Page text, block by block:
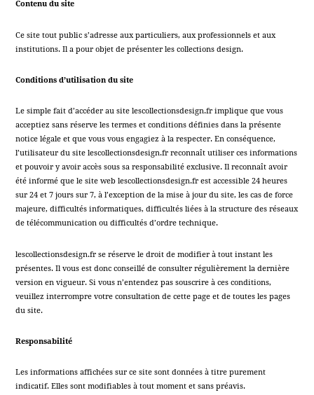
Contenu du site
Ce site tout public s’adresse aux particuliers, aux professionnels et aux
institutions. Il a pour objet de présenter les collections design.
Conditions d’utilisation du site
Le simple fait d’accéder au site lescollectionsdesign.fr implique que vous
acceptiez sans réserve les termes et conditions définies dans la présente
notice légale et que vous vous engagiez à la respecter. En conséquence,
l’utilisateur du site lescollectionsdesign.fr reconnaît utiliser ces informations
et pouvoir y avoir accès sous sa responsabilité exclusive. Il reconnaît avoir
été informé que le site web lescollectionsdesign.fr est accessible 24 heures
sur 24 et 7 jours sur 7, à l’exception de la mise à jour du site, les cas de force
majeure, difficultés informatiques, difficultés liées à la structure des réseaux
de télécommunication ou difficultés d’ordre technique.
lescollectionsdesign.fr se réserve le droit de modifier à tout instant les
présentes. Il vous est donc conseillé de consulter régulièrement la dernière
version en vigueur. Si vous n’entendez pas souscrire à ces conditions,
veuillez interrompre votre consultation de cette page et de toutes les pages
du site.
Responsabilité
Les informations affichées sur ce site sont données à titre purement
indicatif. Elles sont modifiables à tout moment et sans préavis.